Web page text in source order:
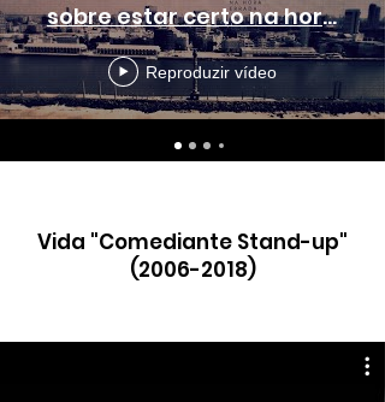
sobre estar certo na hora
errada"
Reproduzir vídeo
Vida "Comediante Stand-up"
(2006-2018)